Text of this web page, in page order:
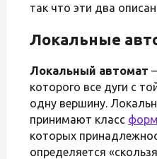
так что эти два
Локальные
Локальный автомат
которого все дуги с
одну вершину.
принимают класс
которых
определяется